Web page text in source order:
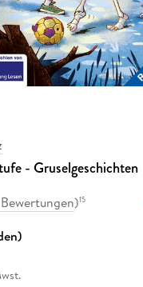
- Gruselgeschichten
)15